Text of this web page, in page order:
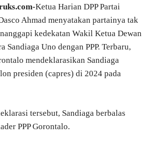
Ketua Harian DPP Partai
Ahmad menyatakan partainya tak
kedekatan Wakil Ketua Dewan
Sandiaga Uno dengan PPP. Terbaru,
mendeklarasikan Sandiaga
presiden (capres) di 2024 pada
tersebut, Sandiaga berbalas
PPP Gorontalo.